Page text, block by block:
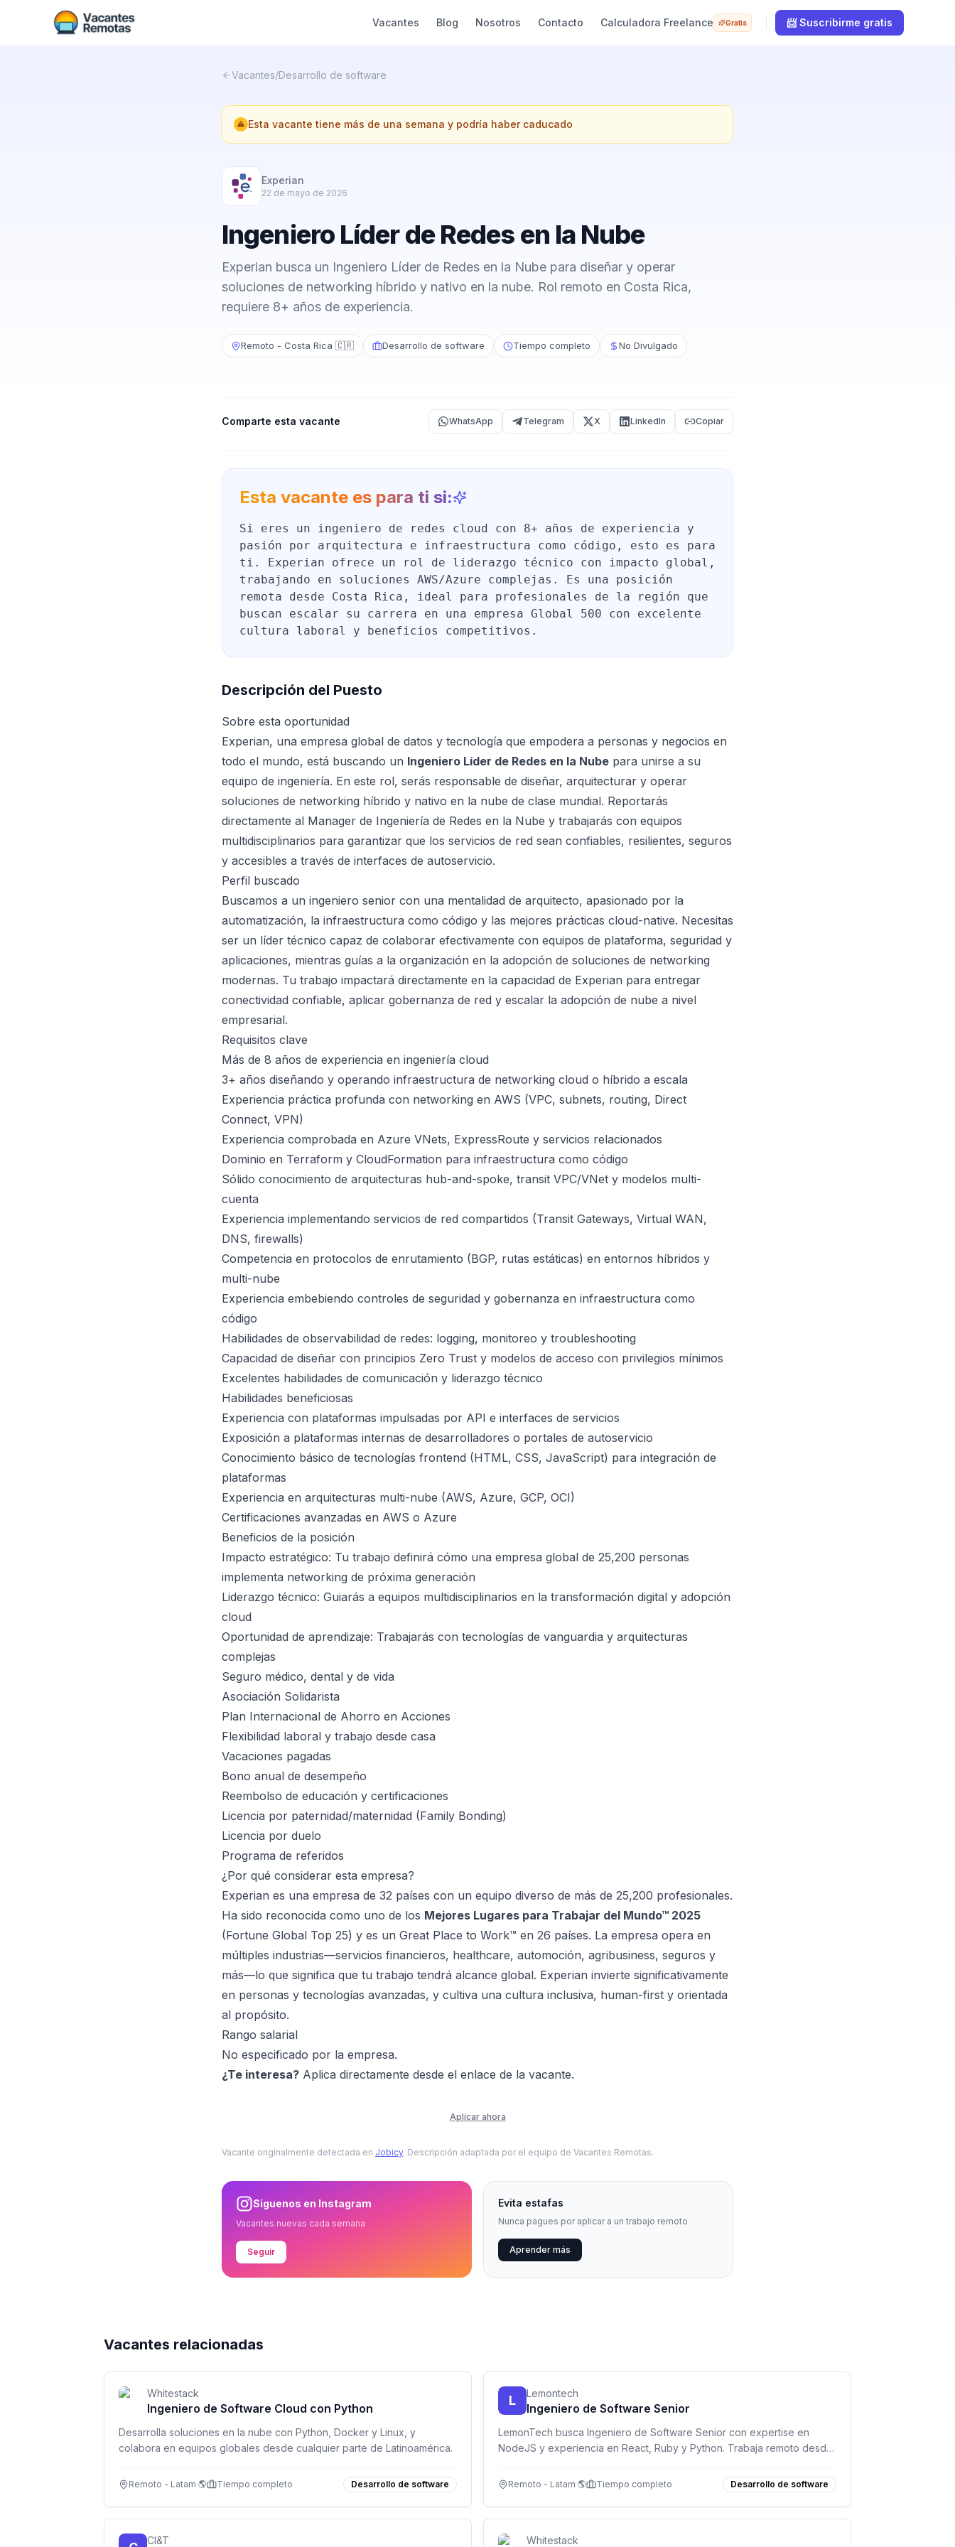
Vacantes Blog Nosotros Contacto Calculadora Freelance Gratis 📨 Suscribirme gratis
Vacantes/Desarrollo de software
Esta vacante tiene más de una semana y podría haber caducado
Experian
22 de mayo de 2026
Ingeniero Líder de Redes en la Nube
Experian busca un Ingeniero Líder de Redes en la Nube para diseñar y operar
soluciones de networking híbrido y nativo en la nube. Rol remoto en Costa Rica,
requiere 8+ años de experiencia.
Remoto - Costa Rica 🇨🇷 Desarrollo de software Tiempo completo No Divulgado
Comparte esta vacante WhatsApp Telegram X LinkedIn Copiar
Esta vacante es para ti si:
Si eres un ingeniero de redes cloud con 8+ años de experiencia y
pasión por arquitectura e infraestructura como código, esto es para
ti. Experian ofrece un rol de liderazgo técnico con impacto global,
trabajando en soluciones AWS/Azure complejas. Es una posición
remota desde Costa Rica, ideal para profesionales de la región que
buscan escalar su carrera en una empresa Global 500 con excelente
cultura laboral y beneficios competitivos.
Descripción del Puesto
Sobre esta oportunidad
Experian, una empresa global de datos y tecnología que empodera a personas y negocios en
todo el mundo, está buscando un Ingeniero Líder de Redes en la Nube para unirse a su
equipo de ingeniería. En este rol, serás responsable de diseñar, arquitecturar y operar
soluciones de networking híbrido y nativo en la nube de clase mundial. Reportarás
directamente al Manager de Ingeniería de Redes en la Nube y trabajarás con equipos
multidisciplinarios para garantizar que los servicios de red sean confiables, resilientes, seguros
y accesibles a través de interfaces de autoservicio.
Perfil buscado
Buscamos a un ingeniero senior con una mentalidad de arquitecto, apasionado por la
automatización, la infraestructura como código y las mejores prácticas cloud-native. Necesitas
ser un líder técnico capaz de colaborar efectivamente con equipos de plataforma, seguridad y
aplicaciones, mientras guías a la organización en la adopción de soluciones de networking
modernas. Tu trabajo impactará directamente en la capacidad de Experian para entregar
conectividad confiable, aplicar gobernanza de red y escalar la adopción de nube a nivel
empresarial.
Requisitos clave
Más de 8 años de experiencia en ingeniería cloud
3+ años diseñando y operando infraestructura de networking cloud o híbrido a escala
Experiencia práctica profunda con networking en AWS (VPC, subnets, routing, Direct
Connect, VPN)
Experiencia comprobada en Azure VNets, ExpressRoute y servicios relacionados
Dominio en Terraform y CloudFormation para infraestructura como código
Sólido conocimiento de arquitecturas hub-and-spoke, transit VPC/VNet y modelos multi-
cuenta
Experiencia implementando servicios de red compartidos (Transit Gateways, Virtual WAN,
DNS, firewalls)
Competencia en protocolos de enrutamiento (BGP, rutas estáticas) en entornos híbridos y
multi-nube
Experiencia embebiendo controles de seguridad y gobernanza en infraestructura como
código
Habilidades de observabilidad de redes: logging, monitoreo y troubleshooting
Capacidad de diseñar con principios Zero Trust y modelos de acceso con privilegios mínimos
Excelentes habilidades de comunicación y liderazgo técnico
Habilidades beneficiosas
Experiencia con plataformas impulsadas por API e interfaces de servicios
Exposición a plataformas internas de desarrolladores o portales de autoservicio
Conocimiento básico de tecnologías frontend (HTML, CSS, JavaScript) para integración de
plataformas
Experiencia en arquitecturas multi-nube (AWS, Azure, GCP, OCI)
Certificaciones avanzadas en AWS o Azure
Beneficios de la posición
Impacto estratégico: Tu trabajo definirá cómo una empresa global de 25,200 personas
implementa networking de próxima generación
Liderazgo técnico: Guiarás a equipos multidisciplinarios en la transformación digital y adopción
cloud
Oportunidad de aprendizaje: Trabajarás con tecnologías de vanguardia y arquitecturas
complejas
Seguro médico, dental y de vida
Asociación Solidarista
Plan Internacional de Ahorro en Acciones
Flexibilidad laboral y trabajo desde casa
Vacaciones pagadas
Bono anual de desempeño
Reembolso de educación y certificaciones
Licencia por paternidad/maternidad (Family Bonding)
Licencia por duelo
Programa de referidos
¿Por qué considerar esta empresa?
Experian es una empresa de 32 países con un equipo diverso de más de 25,200 profesionales.
Ha sido reconocida como uno de los Mejores Lugares para Trabajar del Mundo™ 2025
(Fortune Global Top 25) y es un Great Place to Work™ en 26 países. La empresa opera en
múltiples industrias—servicios financieros, healthcare, automoción, agribusiness, seguros y
más—lo que significa que tu trabajo tendrá alcance global. Experian invierte significativamente
en personas y tecnologías avanzadas, y cultiva una cultura inclusiva, human-first y orientada
al propósito.
Rango salarial
No especificado por la empresa.
¿Te interesa? Aplica directamente desde el enlace de la vacante.
Aplicar ahora
Vacante originalmente detectada en Jobicy. Descripción adaptada por el equipo de Vacantes Remotas.
Síguenos en Instagram
Vacantes nuevas cada semana
Seguir
Evita estafas
Nunca pagues por aplicar a un trabajo remoto
Aprender más
Vacantes relacionadas
Whitestack
Ingeniero de Software Cloud con Python
Desarrolla soluciones en la nube con Python, Docker y Linux, y
colabora en equipos globales desde cualquier parte de Latinoamérica.
Remoto - Latam 🌎 Tiempo completo Desarrollo de software
L Lemontech
Ingeniero de Software Senior
LemonTech busca Ingeniero de Software Senior con expertise en
NodeJS y experiencia en React, Ruby y Python. Trabaja remoto desde
Remoto - Latam 🌎 Tiempo completo Desarrollo de software
CI&T Whitestack